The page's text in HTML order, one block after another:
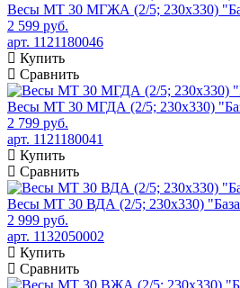
Весы МТ 30 МГЖА (2/5; 230х330)
2 599 руб.
арт. 1121180046
Купить
Сравнить
Весы МТ 30 МГДА (2/5; 230х330)
2 799 руб.
арт. 1121180041
Купить
Сравнить
Весы МТ 30 ВДА (2/5; 230х330)
2 999 руб.
арт. 1132050002
Купить
Сравнить